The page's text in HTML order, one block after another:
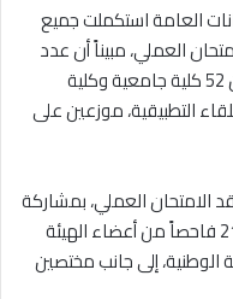
العامة استكملت جميع
العملي، مبيناً أن عدد
المتقدمين له يبلغ 1419 طالباً وطالبة من 52 كلية جامعية وكلية
التطبيقية، موزعين على
اعتمدت 28 مركزاً لعقد الامتحان العملي، بمشاركة
71 لجنة امتحان مركزية متخصصة تضم 213 فاحصاً من أعضاء الهيئة
الوطنية، إلى جانب مختصين